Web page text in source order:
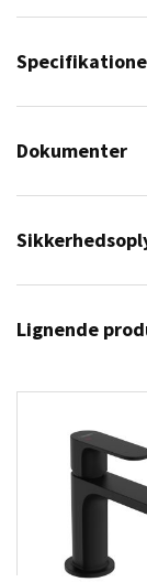
Dokumenter
Lignende